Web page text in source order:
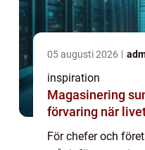
05 augusti 2026
inspiration
Magasinering
förvaring när
För chefer och